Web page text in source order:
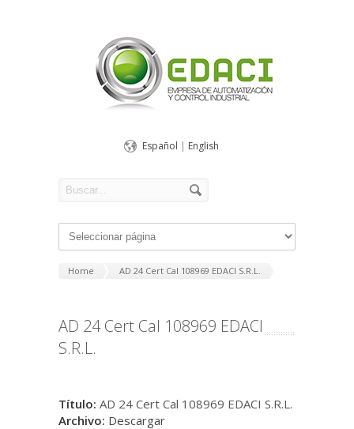
Español | English
Home AD 24 Cert Cal 108969 EDACI S.R.L.
AD 24 Cert Cal 108969 EDACI
S.R.L.
Título: AD 24 Cert Cal 108969 EDACI S.R.L.
Archivo: Descargar